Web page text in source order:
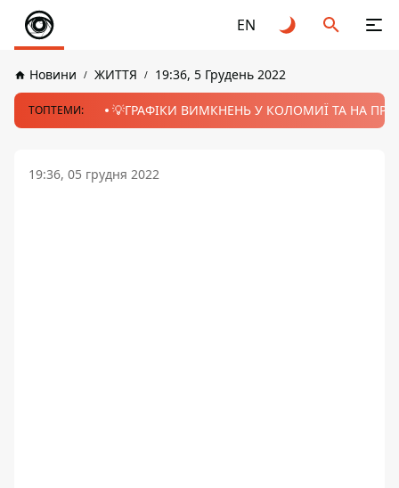
EN
Новини ЖИТТЯ 19:36, 5 Грудень 2022
ТОПТЕМИ: 💡ГРАФІКИ ВИМКНЕНЬ У КОЛОМИЇ ТА НА
19:36, 05 грудня 2022